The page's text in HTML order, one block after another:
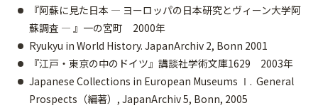
『阿蘇に見た日本 ― ヨーロッパの日本研究とヴィーン大学阿
蘇調査 ― 』一の宮町 2000年
Ryukyu in World History. JapanArchiv 2, Bonn 2001
『江戸・東京の中のドイツ』講談社学術文庫1629 2003年
Japanese Collections in European Museums Ⅰ. General
Prospects（編著）, JapanArchiv 5, Bonn, 2005